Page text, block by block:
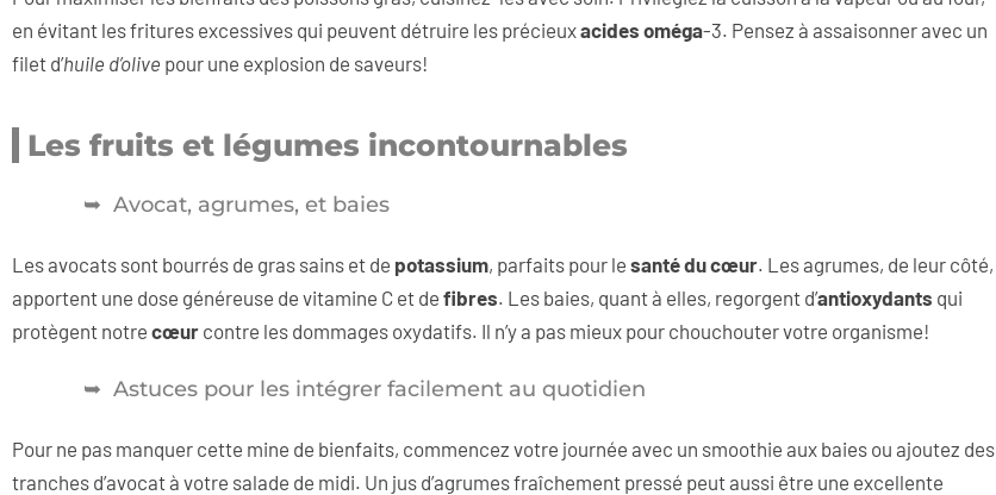
en évitant les fritures excessives qui peuvent détruire les précieuxacides oméga-3. Pensez à assaisonner avec un
filet d’huile d’olive pour une explosion de saveurs!
Les fruits et légumes incontournables
Avocat, agrumes, et baies
Les avocats sont bourrés de gras sains et de potassium, parfaits pour le santé du cœur. Les agrumes, de leur côté,
apportent une dose généreuse de vitamine C et de fibres. Les baies, quant à elles, regorgent d’antioxydants qui
protègent notre cœur contre les dommages oxydatifs. Il n’y a pas mieux pour chouchouter votre organisme!
Astuces pour les intégrer facilement au quotidien
Pour ne pas manquer cette mine de bienfaits, commencez votre journée avec un smoothie aux baies ou ajoutez des
tranches d’avocat à votre salade de midi. Un jus d’agrumes fraîchement pressé peut aussi être une excellente